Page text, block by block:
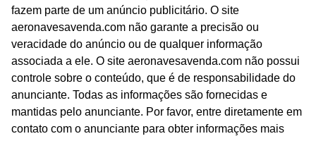
fazem parte de um anúncio publicitário. O site
aeronavesavenda.com não garante a precisão ou
veracidade do anúncio ou de qualquer informação
associada a ele. O site aeronavesavenda.com não possui
controle sobre o conteúdo, que é de responsabilidade do
anunciante. Todas as informações são fornecidas e
mantidas pelo anunciante. Por favor, entre diretamente em
contato com o anunciante para obter informações mais